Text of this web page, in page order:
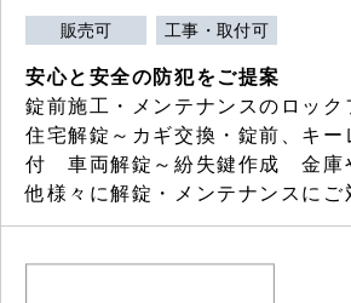
販売可 工事・取付可
安心と安全の防犯をご提案
錠前施工・メンテナンスのロック
住宅解錠～カギ交換・錠前、キー
付 車両解錠～紛失鍵作成 金庫
他様々に解錠・メンテナンスにご